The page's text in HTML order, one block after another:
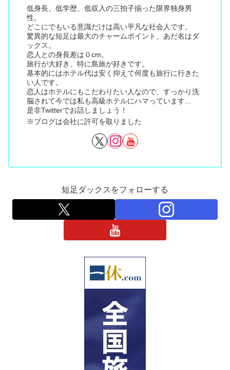
低身長、低学歴、低収入の三拍子揃った限界独身男
性。
どこにでもいる意識だけは高い平凡な社会人です。
驚異的な短足は最大のチャームポイント、あだ名はダ
ックス。
恋人との身長差は０cm。
旅行が大好き、特に島旅が好きです。
基本的にはホテル代は安く抑えて何度も旅行に行きた
い人です。
恋人はホテルにもこだわりたい人なので、すっかり洗
脳されて今では私も高級ホテルにハマっています...
是非Twitterでお話しましょう！
※ブログは会社に許可を取りました
短足ダックスをフォローする